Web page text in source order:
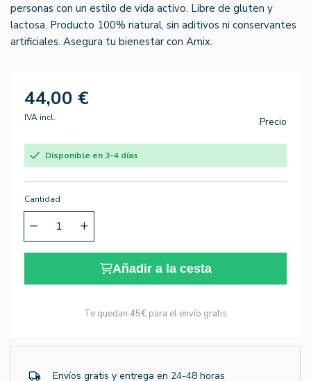
personas con un estilo de vida activo. Libre de gluten y
lactosa. Producto 100% natural, sin aditivos ni conservantes
artificiales. Asegura tu bienestar con Amix.
44,00 €
IVA incl. Precio
Disponible en 3-4 días
Cantidad
Añadir a la cesta
Te quedan 45€ para el envío gratis
Envíos gratis y entrega en 24-48 horas